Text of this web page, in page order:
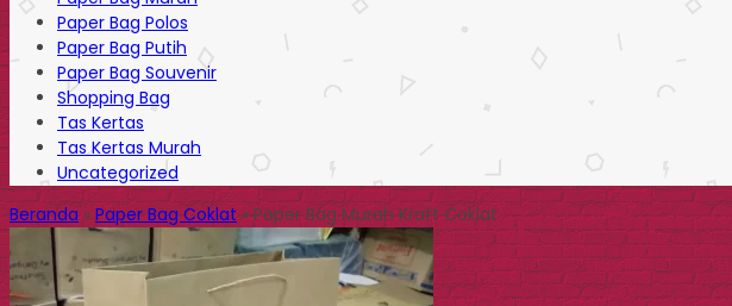
Paper Bag Polos
Paper Bag Putih
Paper Bag Souvenir
Shopping Bag
Tas Kertas
Tas Kertas Murah
Uncategorized
Beranda»Paper Bag Coklat»Paper Bag Murah Kraft Coklat